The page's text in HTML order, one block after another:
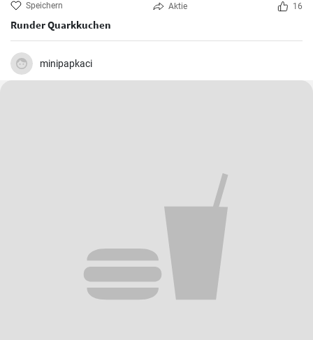
Speichern Aktie 16
Runder Quarkkuchen
minipapkaci